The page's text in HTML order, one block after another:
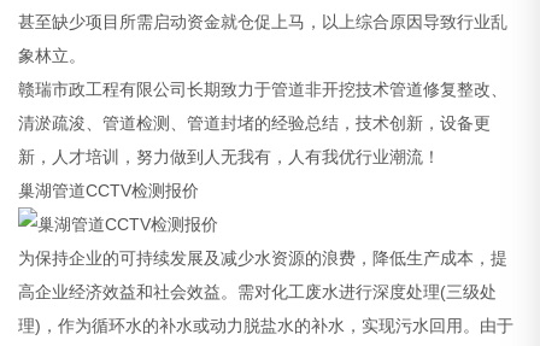
甚至缺少项目所需启动资金就仓促上马，以上综合原因导致行业乱
象林立。
赣瑞市政工程有限公司长期致力于管道非开挖技术管道修复整改、
清淤疏浚、管道检测、管道封堵的经验总结，技术创新，设备更
新，人才培训，努力做到人无我有，人有我优行业潮流！
巢湖管道CCTV检测报价
为保持企业的可持续发展及减少水资源的浪费，降低生产成本，提
高企业经济效益和社会效益。需对化工废水进行深度处理(三级处
理)，作为循环水的补水或动力脱盐水的补水，实现污水回用。由于